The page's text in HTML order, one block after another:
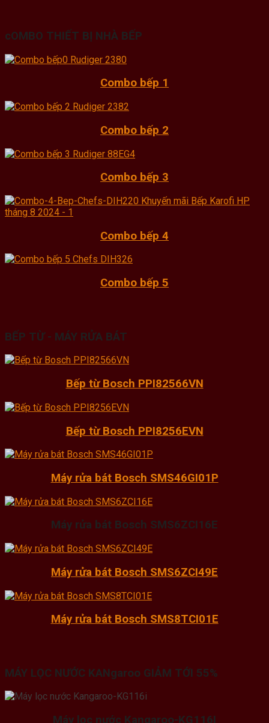
cOMBO THIẾT BỊ NHÀ BẾP
Combo bếp 1
Combo bếp 2
Combo bếp 3
Combo bếp 4
Combo bếp 5
BẾP TỪ - MÁY RỬA BÁT
Bếp từ Bosch PPI82566VN
Bếp từ Bosch PPI8256EVN
Máy rửa bát Bosch SMS46GI01P
Máy rửa bát Bosch SMS6ZCI16E
Máy rửa bát Bosch SMS6ZCI49E
Máy rửa bát Bosch SMS8TCI01E
MÁY LỌC NƯỚC KANgaroo GIẢM TỚI 55%
Máy lọc nước Kangaroo-KG116I